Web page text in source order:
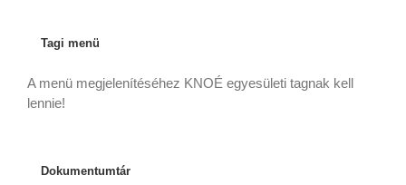
Tagi menü
A menü megjelenítéséhez KNOÉ egyesületi tagnak kell
lennie!
Dokumentumtár